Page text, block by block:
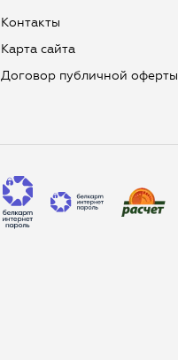
Контакты
Карта сайта
Договор публичной оферты